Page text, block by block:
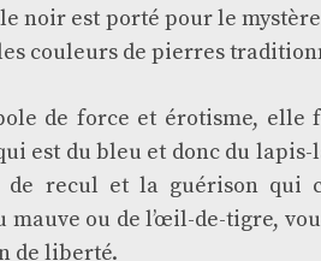
noir est porté pour le
couleurs de pierres
de force et érotisme, elle
est du bleu et donc du
de recul et la guérison qui
ou de l’œil-de-tigre,
de liberté.